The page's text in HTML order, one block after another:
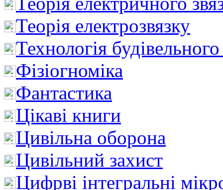
Теорія електрозвязку
Технологія
Фізіогноміка
Фантастика
Цікаві книги
Цивільна оборона
Цивільний захист
Цифрві інтегральні